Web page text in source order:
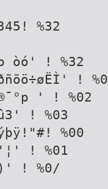
%32
òó' ! %32
!
' ! %02
! %03
%00
! %01
! %0/